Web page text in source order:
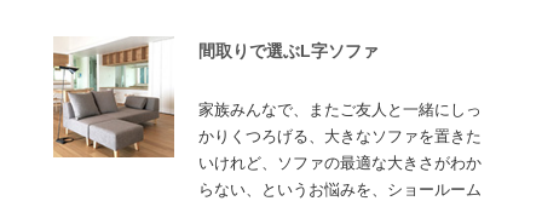
間取りで選ぶL字ソファ
家族みんなで、またご友人と一緒にしっ
かりくつろげる、大きなソファを置きた
いけれど、ソファの最適な大きさがわか
らない、というお悩みを、ショールーム